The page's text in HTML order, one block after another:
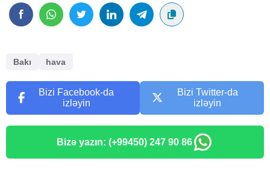
Bakı hava
Bizi Facebook-da
izləyin
Bizi Twitter-da
izləyin
Bizə yazın: (+99450) 247 90 86